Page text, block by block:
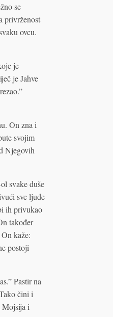
se
privrženost
ovcu.
je
je Jahve
On zna i
svojim
Njegovih
svake duše
sve ljude
ih privukao
također
kaže:
postoji
Pastir na
čini i
Mojsija i